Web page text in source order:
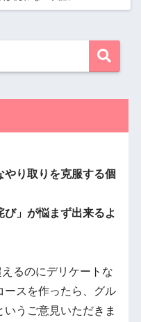
り取りを克服する個
び」が悩まず出来るよ
るのにデリケートな
ースを作ったら、グル
うご意見いただきま